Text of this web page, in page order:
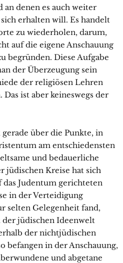
denen es auch weiter
erhalten will. Es handelt
zu wiederholen, darum,
auf die eigene Anschauung
begründen. Diese Aufgabe
der Überzeugung sein
der religiösen Lehren
ist aber keineswegs der
über die Punkte, in
am entschiedensten
und bedauerliche
jüdischen Kreise hat sich
Judentum gerichteten
in der Verteidigung
selten Gelegenheit fand,
jüdischen Ideenwelt
der nichtjüdischen
befangen in der Anschauung,
und abgetane